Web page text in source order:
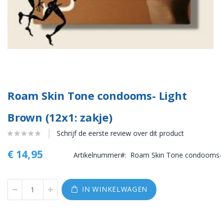
Roam Skin Tone condooms- Light
Brown (12x1: zakje)
Schrijf de eerste review over dit product
€ 14,95 Artikelnummer Roam Skin Tone
IN WINKELWAGEN